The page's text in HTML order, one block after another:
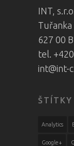
INT,
627 00
tel.
int@int-
ŠTÍTKY
Analytics
Google+